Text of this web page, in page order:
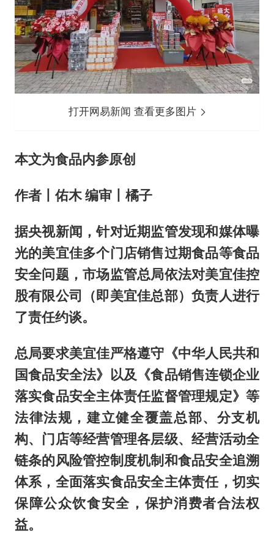
打开网易新闻 查看更多图片
本文为食品内参原创
作者丨 佑木编审丨橘子
据央视新闻，针对近期监管发现和媒体曝
光的美宜佳多个门店销售过期食品等食品
安全问题，市场监管总局依法对美宜佳控
股有限公司（即美宜佳总部）负责人进行
了责任约谈。
总局要求美宜佳严格遵守《中华人民共和
国食品安全法》以及《食品销售连锁企业
落实食品安全主体责任监督管理规定》等
法律法规，建立健全覆盖总部、分支机
构、门店等经营管理各层级、经营活动全
链条的风险管控制度机制和食品安全追溯
体系，全面落实食品安全主体责任，切实
保障公众饮食安全，保护消费者合法权
益。